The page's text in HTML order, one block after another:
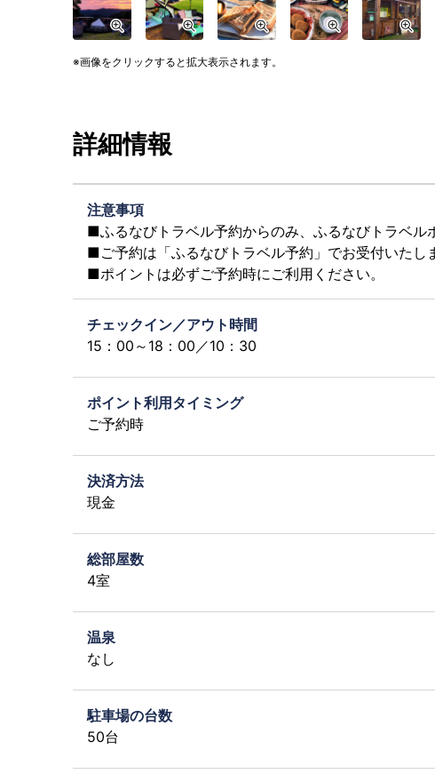
画像をクリックすると拡大表示されます。
詳細情報
注意事項
■ふるなびトラベル予約からのみ、ふるなびトラベル
■ご予約は「ふるなびトラベル予約」でお受付いたし
■ポイントは必ずご予約時にご利用ください。
チェックイン／アウト時間
15：00～18：00／10：30
ポイント利用タイミング
ご予約時
決済方法
現金
総部屋数
4室
温泉
なし
駐車場の台数
50台